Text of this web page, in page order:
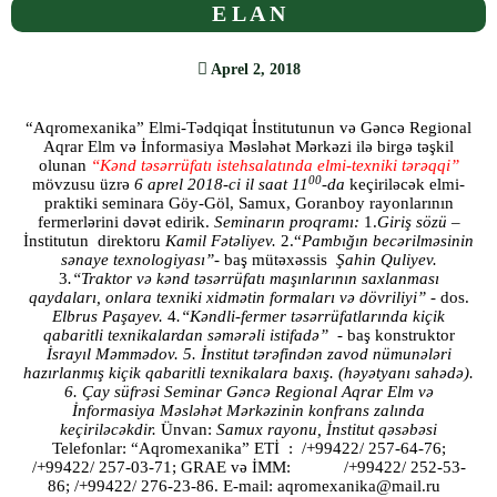
E L A N
Aprel 2, 2018
“Aqromexanika” Elmi-Tədqiqat İnstitutunun və Gəncə Regional
Aqrar Elm və İnformasiya Məsləhət Mərkəzi ilə birgə təşkil
olunan “Kənd təsərrüfatı istehsalatında elmi-texniki tərəqqi”
mövzusu üzrə 6 aprel 2018-ci il saat 1100-da keçiriləcək elmi-
praktiki seminara Göy-Göl, Samux, Goranboy rayonlarının
fermerlərini dəvət edirik. Seminarın proqramı: 1.Giriş sözü –
İnstitutun direktoru Kamil Fətəliyev. 2.“Pambığın becərilməsinin
sənaye texnologiyası”- baş mütəxəssis Şahin Quliyev.
3.“Traktor və kənd təsərrüfatı maşınlarının saxlanması
qaydaları, onlara texniki xidmətin formaları və dövriliyi”- dos.
Elbrus Paşayev. 4.“Kəndli-fermer təsərrüfatlarında kiçik
qabaritli texnikalardan səmərəli istifadə”- baş konstruktor
İsrayıl Məmmədov. 5. İnstitut tərəfindən zavod nümunələri
hazırlanmış kiçik qabaritli texnikalara baxış. (həyətyanı sahədə).
6. Çay süfrəsi Seminar Gəncə Regional Aqrar Elm və
İnformasiya Məsləhət Mərkəzinin konfrans zalında
keçiriləcəkdir. Ünvan: Samux rayonu, İnstitut qəsəbəsi
Telefonlar: “Aqromexanika” ETİ : /+99422/ 257-64-76;
/+99422/ 257-03-71; GRAE və İMM: /+99422/ 252-53-
86; /+99422/ 276-23-86. E-mail: aqromexanika@mail.ru